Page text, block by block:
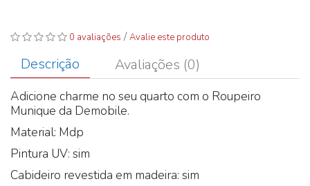
0 avaliações /Avalie este produto
Descrição Avaliações (0)
Adicione charme no seu quarto com o Roupeiro
Munique da Demobile.
Material: Mdp
Pintura UV: sim
Cabideiro revestida em madeira: sim